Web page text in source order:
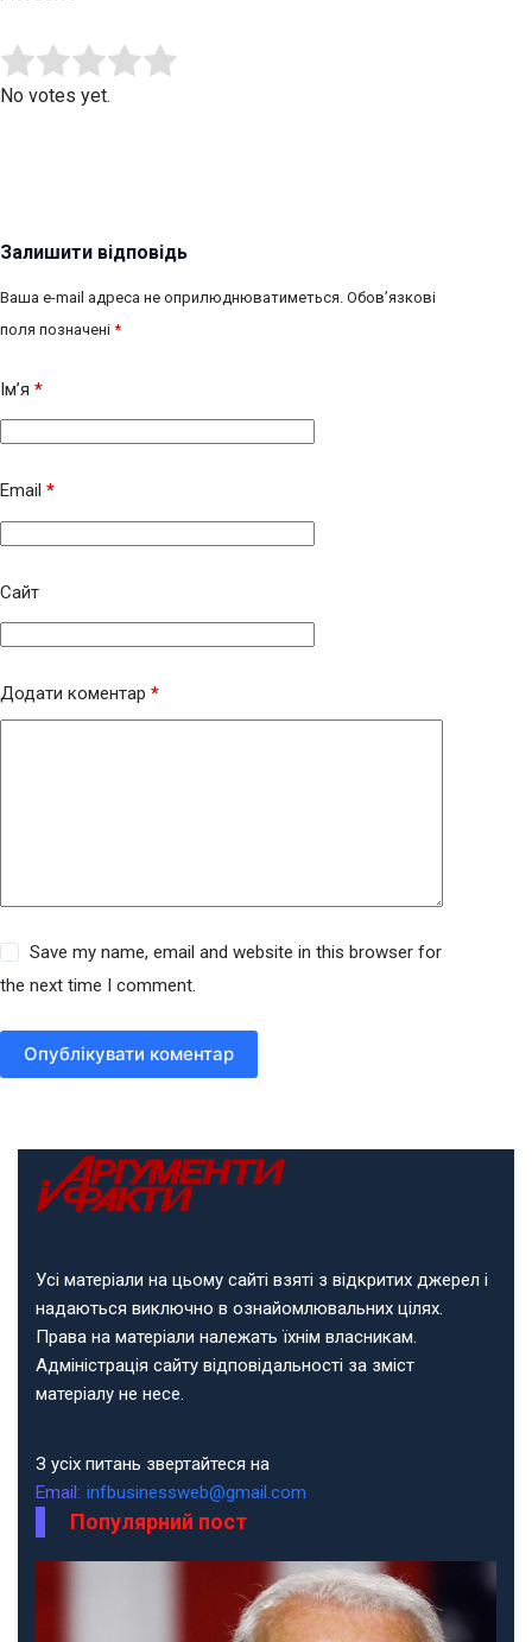
Rate this item:
No votes yet.
Залишити відповідь
Ваша e-mail адреса не оприлюднюватиметься. Обов’язкові
поля позначені *
Ім’я *
Email *
Сайт
Додати коментар *
Save my name, email and website in this browser for
the next time I comment.
Опублікувати коментар
Усі матеріали на цьому сайті взяті з відкритих джерел і
надаються виключно в ознайомлювальних цілях.
Права на матеріали належать їхнім власникам.
Адміністрація сайту відповідальності за зміст
матеріалу не несе.
З усіх питань звертайтеся на
Email: infbusinessweb@gmail.com
Популярний пост